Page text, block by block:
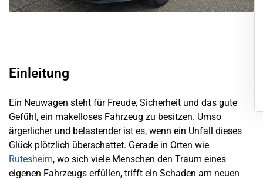
Einleitung
Ein Neuwagen steht für Freude, Sicherheit und das gute
Gefühl, ein makelloses Fahrzeug zu besitzen. Umso
ärgerlicher und belastender ist es, wenn ein Unfall dieses
Glück plötzlich überschattet. Gerade in Orten wie
Rutesheim, wo sich viele Menschen den Traum eines
eigenen Fahrzeugs erfüllen, trifft ein Schaden am neuen